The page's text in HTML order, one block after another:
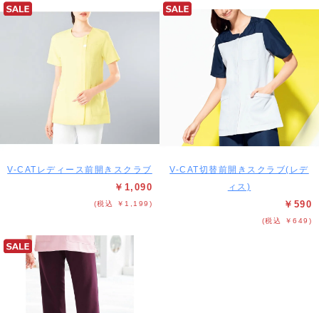
V-CATレディース前開きスクラブ
￥1,090
(税込 ￥1,199)
V-CAT切替前開きスクラブ(レデ
ィス)
￥590
(税込 ￥649)